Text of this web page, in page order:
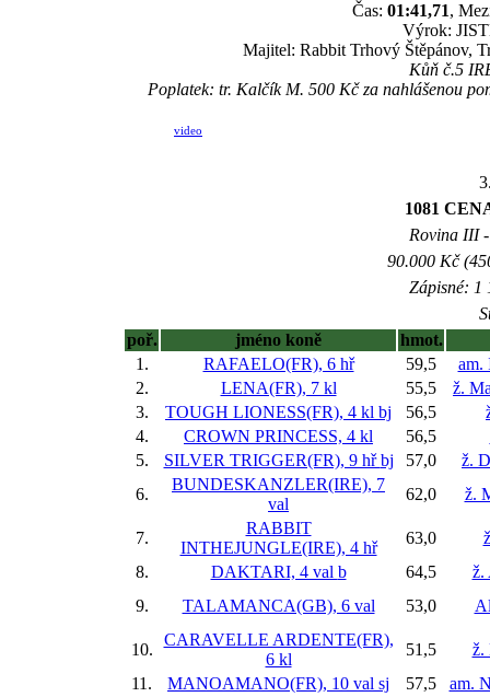
Čas: 01:41,71,
Výrok:
Majitel: Rabbit Trhový Štěpánov,
Kůň č.5
Poplatek: tr. Kalčík M. 500 Kč za nahlášenou
video
1081
Rovina III
90.000 Kč
Zápisné: 1
poř.
jméno koně
hmot.
1.
RAFAELO(FR), 6 hř 59,5
am.
2.
LENA(FR), 7 kl 55,5
ž.
3.
TOUGH LIONESS(FR), 4 kl bj 56,5
4.
CROWN PRINCESS, 4 kl 56,5
5.
SILVER TRIGGER(FR), 9 hřbj 57,0
ž.
6.
BUNDESKANZLER(IRE), 7
val
62,0 ž.
7.
RABBIT
INTHEJUNGLE(IRE), 4 hř
63,0
8.
DAKTARI, 4 val b 64,5
ž.
9.
TALAMANCA(GB), 6 val 53,0
10.
CARAVELLE ARDENTE(FR),
6 kl
51,5
ž.
11.
MANOAMANO(FR), 10 val sj 57,5
am.